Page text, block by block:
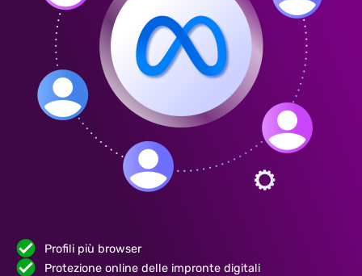
Profili più browser
Protezione online delle impronte digitali